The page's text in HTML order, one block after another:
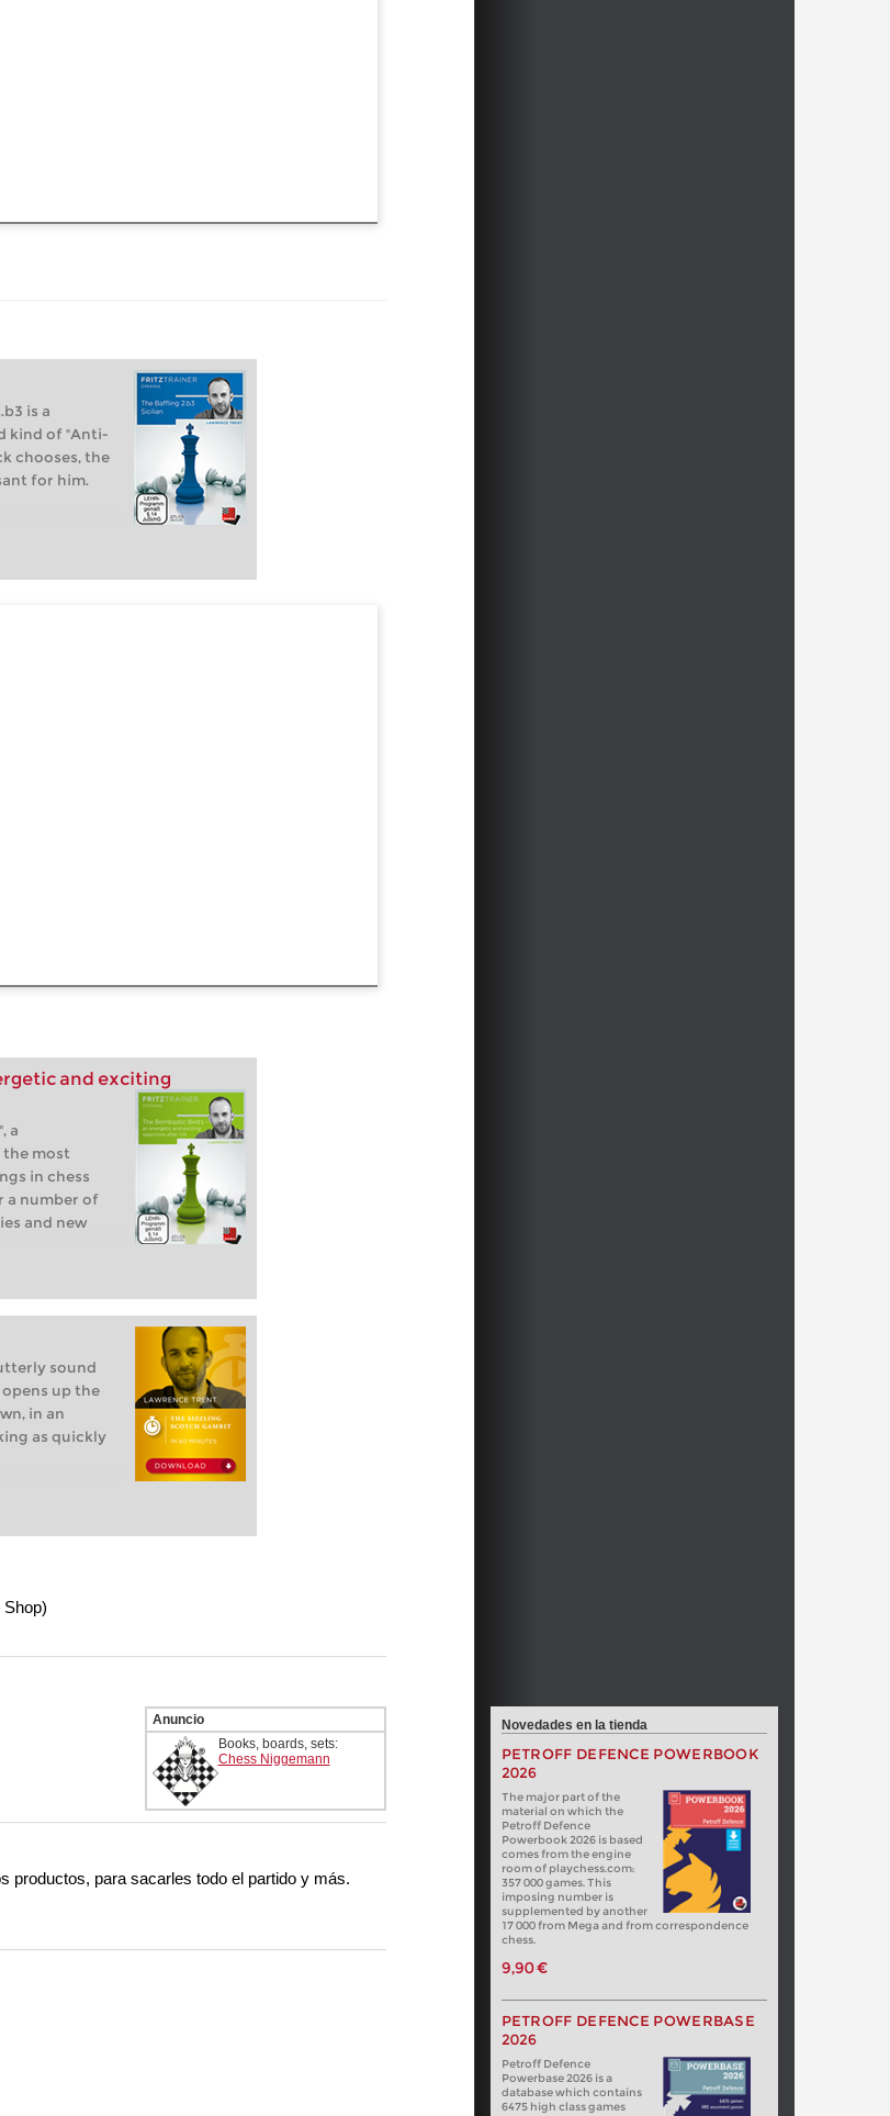
is a
kind of "Anti-
chooses, the
for him.
and exciting
a
most
in chess
a number of
and new
sound
up the
in an
as quickly
Anuncio
Books, boards, sets:
Chess Niggemann
productos, para sacarles todo el partido y más.
Novedades en la tienda
PETROFF DEFENCE POWERBOOK
2026
The major part of the
material on which the
Petroff Defence
Powerbook 2026 is based
comes from the engine
room of playchess.com:
357 000 games. This
imposing number is
supplemented by another
17 000 from Mega and from correspondence
chess.
9,90 €
PETROFF DEFENCE POWERBASE
2026
Petroff Defence
Powerbase 2026 is a
database which contains
6475 high class games